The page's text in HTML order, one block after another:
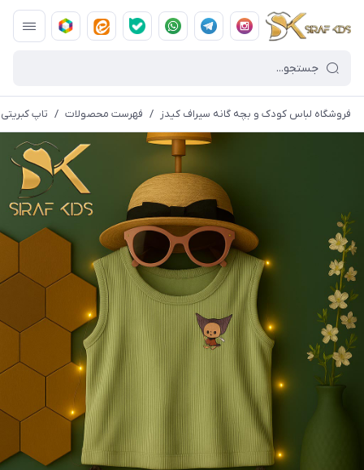
فروشگاه لباس کودک و بچه گانه سیراف کیدز / فهرست محصولات / تاپ